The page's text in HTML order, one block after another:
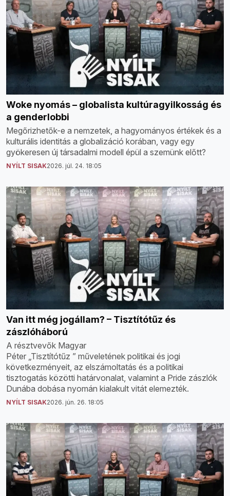
Woke nyomás – globalista kultúragyilkosság és
a genderlobbi
Megőrizhetők-e a nemzetek, a hagyományos értékek és a
kulturális identitás a globalizáció korában, vagy egy
gyökeresen új társadalmi modell épül a szemünk előtt?
NYÍLT SISAK2026. júl. 24. 18:05
Van itt még jogállam? – Tisztítótűz és
zászlóháború
A résztvevők Magyar
Péter „Tisztítótűz ” műveletének politikai és jogi
következményeit, az elszámoltatás és a politikai
tisztogatás közötti határvonalat, valamint a Pride zászlók
Dunába dobása nyomán kialakult vitát elemezték.
NYÍLT SISAK2026. jún. 26. 18:05